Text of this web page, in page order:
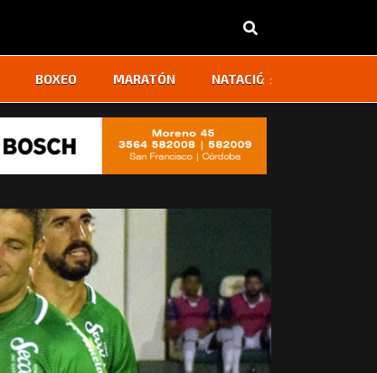
BOXEO MARATÓN NATACIÓN
‹ ›